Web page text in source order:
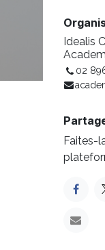
Idealis
02
Faites-